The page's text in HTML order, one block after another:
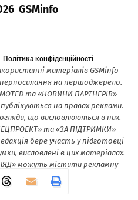
GSMinfo
Політика конфіденційності
матеріалів GSMinfo
на першоджерело.
та «НОВИНИ ПАРТНЕРІВ»
на правах реклами.
що висловлюються в них.
та «ЗА ПІДТРИМКИ»
бере участь у підготовці
висловлені в цих матеріалах.
можуть містити рекламну